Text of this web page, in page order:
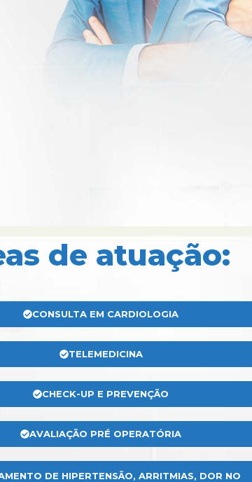
de atuação:
CONSULTA EM CARDIOLOGIA
TELEMEDICINA
CHECK-UP E PREVENÇÃO
AVALIAÇÃO PRÉ OPERATÓRIA
DE HIPERTENSÃO, ARRITMIAS, DOR NO